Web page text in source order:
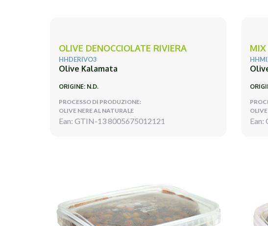
OLIVE DENOCCIOLATE RIVIERA
HHDERIVO3
Olive Kalamata
ORIGINE: N.D.
PROCESSO DI PRODUZIONE:
OLIVE NERE AL NATURALE
Ean: GTIN-13 8005675012121
MIX
Ean: